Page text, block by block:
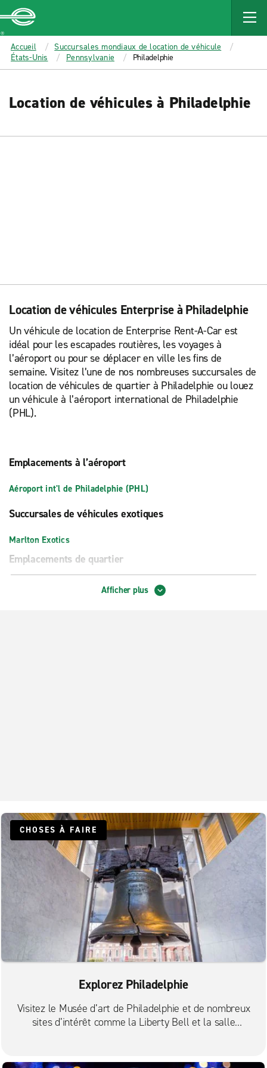
MAIN
CONTENT
Enterprise
Accueil
Succursales mondiaux de location de véhicule
États-Unis
Pennsylvanie Philadelphie
Location de véhicules à Philadelphie
Location de véhicules Enterprise à Philadelphie
Un véhicule de location de Enterprise Rent-A-Car est
idéal pour les escapades routières, les voyages à
l’aéroport ou pour se déplacer en ville les fins de
semaine. Visitez l’une de nos nombreuses succursales de
location de véhicules de quartier à Philadelphie ou louez
un véhicule à l’aéroport international de Philadelphie
(PHL).
Emplacements à l’aéroport
Aéroport int'l de Philadelphie (PHL)
Succursales de véhicules exotiques
Marlton Exotics
Emplacements de quartier
Marlton
Media
Newtown Square Van
Newtown – Newtown Square
Pennsauken – Admiral Wilson Blvd.
Pennsauken – N. Crescent Blvd.
Pennsauken – fourgonnettes
Philadelphie 30th St
Philadelphie sur Essington Avenue
Philadelphie – Castor Ave.
Afficher plus
CHOSES À FAIRE
Explorez Philadelphie
Visitez le Musée d’art de Philadelphie et de nombreux
sites d’intérêt comme la Liberty Bell et la salle